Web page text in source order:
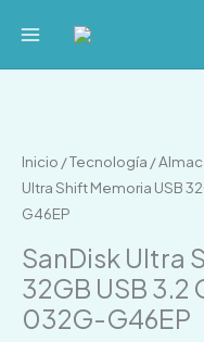
Inicio /Tecnología /
Ultra Shift Memoria USB
G46EP
SanDisk Ultra
32GB USB 3.2
032G-G46EP
Shift
Memoria
USB
USB
3.2
Gen